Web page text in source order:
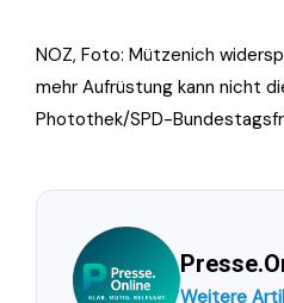
NOZ, Foto: Mützenich
mehr Aufrüstung kann nicht
Photothek/SPD-
Weitere